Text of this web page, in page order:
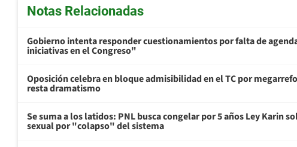
Notas Relacionadas
Gobierno intenta responder cuestionamientos por falta de
iniciativas en el Congreso"
Oposición celebra en bloque admisibilidad en el TC por
resta dramatismo
Se suma a los latidos: PNL busca congelar por 5 años Ley Karin
sexual por "colapso" del sistema